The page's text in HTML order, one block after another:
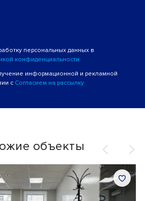
персональных данных в
конфиденциальности
информационной и рекламной
с Согласием на рассылку
объекты